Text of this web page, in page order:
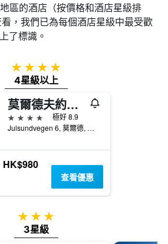
區的酒店（按價格和酒店星級排
，我們已為每個酒店星級中最受歡
了標識。
4星級
4星級以上
莫爾德夫約圖爾酒店 - 莫德
4星級
極好 8.9
Julsundvegen 6, 莫爾德, 默勒魯姆斯達爾郡, 挪威
HK$980
查看優惠
3星級
3星級